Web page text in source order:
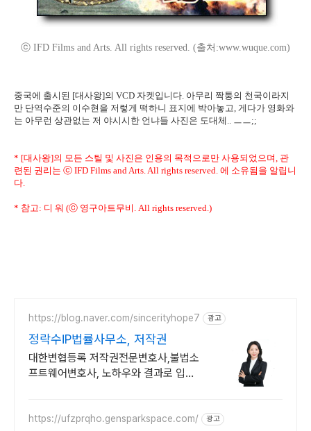
ⓒ IFD Films and Arts. All rights reserved. (출처:www.wuque.com)
중국에 출시된 [대사왕]의 VCD 자켓입니다. 아무리 짝퉁의 천국이라지
만 단역수준의 이수현을 저렇게 떡하니 표지에 박아놓고, 게다가 영화와
는 아무런 상관없는 저 야시시한 언냐들 사진은 도대체.. ㅡㅡ;;
* [대사왕]의 모든 스틸 및 사진은 인용의 목적으로만 사용되었으며, 관
련된 권리는 ⓒ IFD Films and Arts. All rights reserved. 에 소유됨을 알립니
다.
* 참고: 디 워 (ⓒ 영구아트무비. All rights reserved.)
https://blog.naver.com/sincerityhope7 광고
정락수IP법률사무소, 저작권
대한변협등록 저작권전문변호사,불법소
프트웨어변호사, 노하우와 결과로 입증
https://ufzprqho.gensparkspace.com/ 광고